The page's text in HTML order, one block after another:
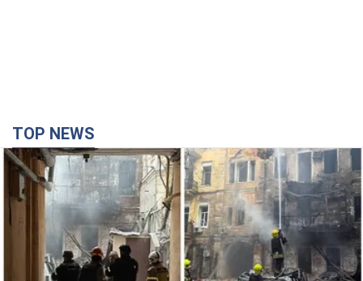
TOP NEWS